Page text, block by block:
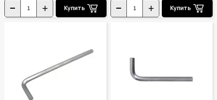
Купить Купить